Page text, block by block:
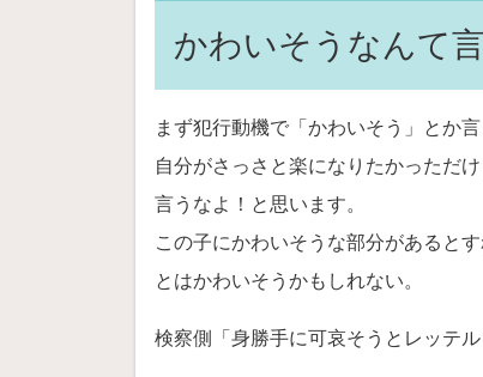
かわいそうなんて
まず犯行動機で「かわいそう」とか
自分がさっさと楽になりたかっただ
言うなよ！と思います。
この子にかわいそうな部分があると
とはかわいそうかもしれない。
検察側「身勝手に可哀そうとレッテ